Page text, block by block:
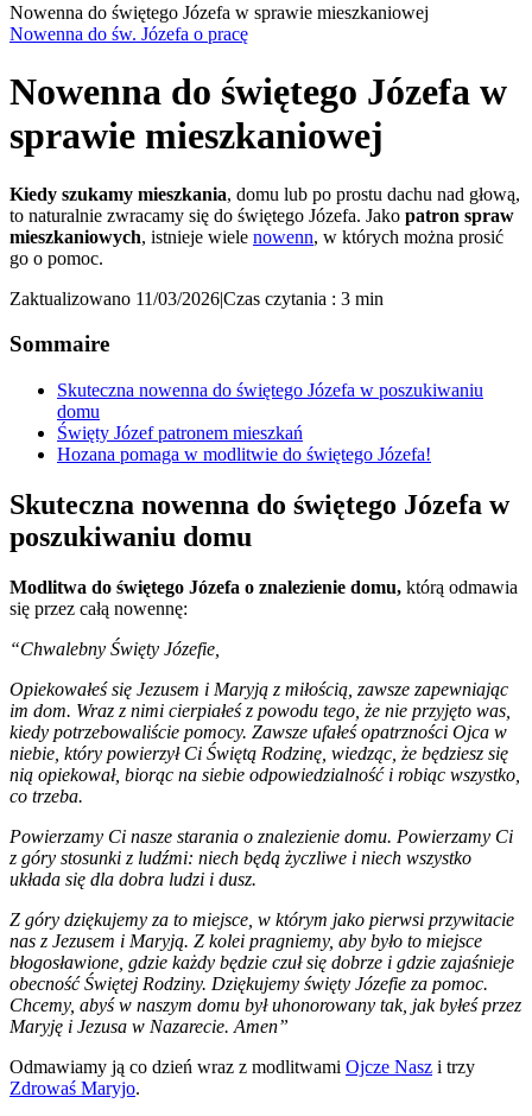
Nowenna do świętego Józefa w sprawie mieszkaniowej
Nowenna do św. Józefa o pracę
Nowenna do świętego Józefa w
sprawie mieszkaniowej
Kiedy szukamy mieszkania, domu lub po prostu dachu nad głową,
to naturalnie zwracamy się do świętego Józefa. Jako patron spraw
mieszkaniowych, istnieje wiele nowenn, w których można prosić
go o pomoc.
Zaktualizowano 11/03/2026|Czas czytania : 3 min
Sommaire
Skuteczna nowenna do świętego Józefa w poszukiwaniu
domu
Święty Józef patronem mieszkań
Hozana pomaga w modlitwie do świętego Józefa!
Skuteczna nowenna do świętego Józefa w
poszukiwaniu domu
Modlitwa do świętego Józefa o znalezienie domu, którą odmawia
się przez całą nowennę:
“Chwalebny Święty Józefie,
Opiekowałeś się Jezusem i Maryją z miłością, zawsze zapewniając
im dom. Wraz z nimi cierpiałeś z powodu tego, że nie przyjęto was,
kiedy potrzebowaliście pomocy. Zawsze ufałeś opatrzności Ojca w
niebie, który powierzył Ci Świętą Rodzinę, wiedząc, że będziesz się
nią opiekował, biorąc na siebie odpowiedzialność i robiąc wszystko,
co trzeba.
Powierzamy Ci nasze starania o znalezienie domu. Powierzamy Ci
z góry stosunki z ludźmi: niech będą życzliwe i niech wszystko
układa się dla dobra ludzi i dusz.
Z góry dziękujemy za to miejsce, w którym jako pierwsi przywitacie
nas z Jezusem i Maryją. Z kolei pragniemy, aby było to miejsce
błogosławione, gdzie każdy będzie czuł się dobrze i gdzie zajaśnieje
obecność Świętej Rodziny. Dziękujemy święty Józefie za pomoc.
Chcemy, abyś w naszym domu był uhonorowany tak, jak byłeś przez
Maryję i Jezusa w Nazarecie. Amen”
Odmawiamy ją co dzień wraz z modlitwami Ojcze Nasz i trzy
Zdrowaś Maryjo.